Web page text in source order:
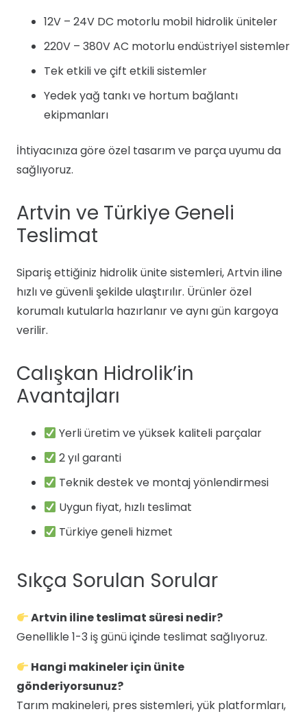
12V – 24V DC motorlu mobil hidrolik üniteler
220V – 380V AC motorlu endüstriyel sistemler
Tek etkili ve çift etkili sistemler
Yedek yağ tankı ve hortum bağlantı
ekipmanları
İhtiyacınıza göre özel tasarım ve parça uyumu da
sağlıyoruz.
Artvin ve Türkiye Geneli
Teslimat
Sipariş ettiğiniz hidrolik ünite sistemleri, Artvin iline
hızlı ve güvenli şekilde ulaştırılır. Ürünler özel
korumalı kutularla hazırlanır ve aynı gün kargoya
verilir.
Calışkan Hidrolik’in
Avantajları
Yerli üretim ve yüksek kaliteli parçalar
2 yıl garanti
Teknik destek ve montaj yönlendirmesi
Uygun fiyat, hızlı teslimat
Türkiye geneli hizmet
Sıkça Sorulan Sorular
Artvin iline teslimat süresi nedir?
Genellikle 1-3 iş günü içinde teslimat sağlıyoruz.
Hangi makineler için ünite
gönderiyorsunuz?
Tarım makineleri, pres sistemleri, yük platformları,